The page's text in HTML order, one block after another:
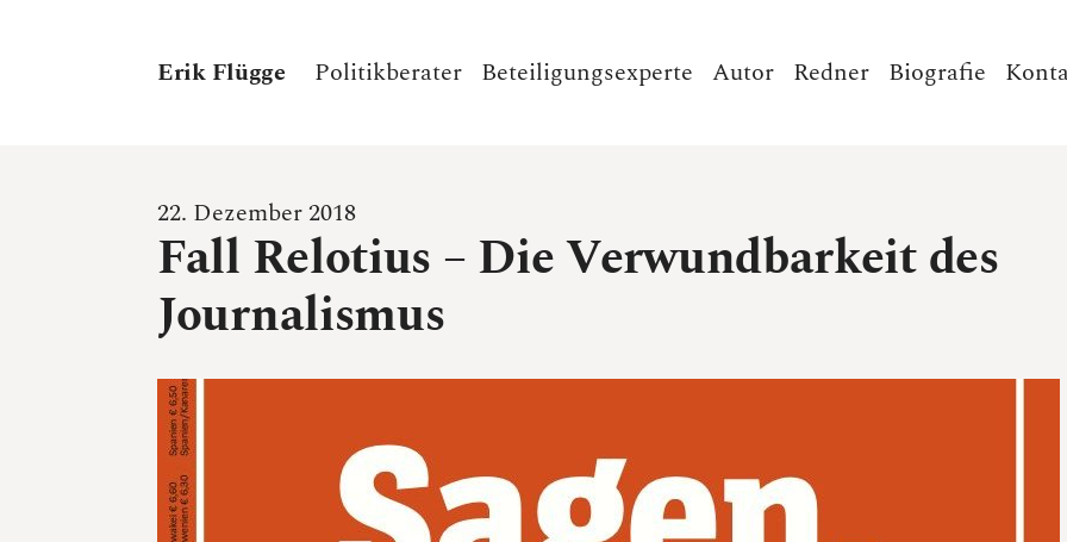
Erik Flügge Politikberater Beteiligungsexperte Autor Redner Biografie
22. Dezember 2018
Fall Relotius – Die Verwundbarkeit des
Journalismus